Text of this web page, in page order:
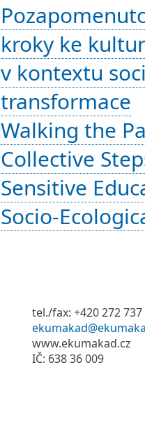
kroky ke
v kontextu
transformace
Walking the
Collective
Sensitive
Socio-
tel./fax: +420 272 737
www.ekumakad.cz
IČ: 638 36 009